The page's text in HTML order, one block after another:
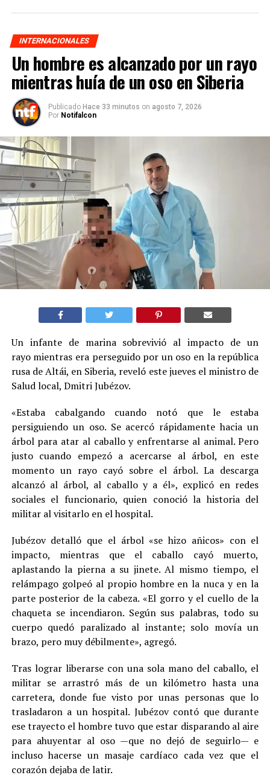
INTERNACIONALES
Un hombre es alcanzado por un rayo
mientras huía de un oso en Siberia
Publicado Hace 33 minutos on agosto 7, 2026
Por Notifalcon
Un infante de marina sobrevivió al impacto de un
rayo mientras era perseguido por un oso en la república
rusa de Altái, en Siberia, reveló este jueves el ministro de
Salud local, Dmitri Jubézov.
«Estaba cabalgando cuando notó que le estaba
persiguiendo un oso. Se acercó rápidamente hacia un
árbol para atar al caballo y enfrentarse al animal. Pero
justo cuando empezó a acercarse al árbol, en este
momento un rayo cayó sobre el árbol. La descarga
alcanzó al árbol, al caballo y a él», explicó en redes
sociales el funcionario, quien conoció la historia del
militar al visitarlo en el hospital.
Jubézov detalló que el árbol «se hizo añicos» con el
impacto, mientras que el caballo cayó muerto,
aplastando la pierna a su jinete. Al mismo tiempo, el
relámpago golpeó al propio hombre en la nuca y en la
parte posterior de la cabeza. «El gorro y el cuello de la
chaqueta se incendiaron. Según sus palabras, todo su
cuerpo quedó paralizado al instante; solo movía un
brazo, pero muy débilmente», agregó.
Tras lograr liberarse con una sola mano del caballo, el
militar se arrastró más de un kilómetro hasta una
carretera, donde fue visto por unas personas que lo
trasladaron a un hospital. Jubézov contó que durante
ese trayecto el hombre tuvo que estar disparando al aire
para ahuyentar al oso —que no dejó de seguirlo— e
incluso hacerse un masaje cardíaco cada vez que el
corazón dejaba de latir.